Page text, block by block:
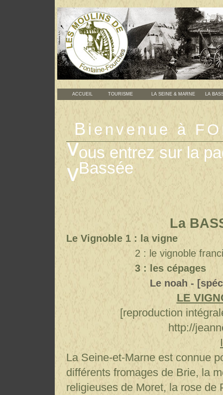
ACCUEIL TOURISME LA SEINE & MARNE LA
B ienvenue à
ous entrez sur la
Bassée
La
Le Vignoble 1 : la vigne
2 : le vignoble
3 : les cépages
Le noah -
LE
[reproduction
http://
La Seine-et-Marne est connue
différents fromages de Brie, la
religieuses de Moret, la rose de